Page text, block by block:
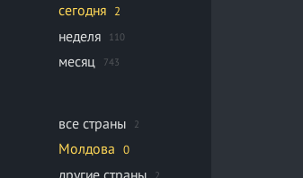
сегодня 2
неделя 110
месяц 743
все страны 2
Молдова 0
другие страны 2